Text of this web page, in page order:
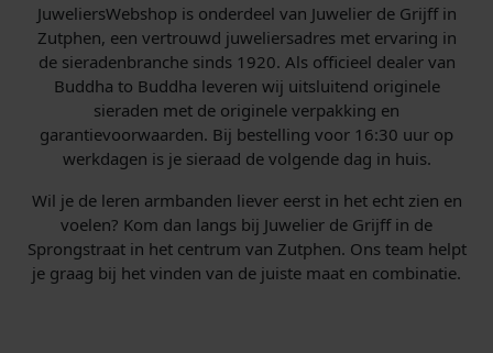
JuweliersWebshop is onderdeel van Juwelier de Grijff in
Zutphen, een vertrouwd juweliersadres met ervaring in
de sieradenbranche sinds 1920. Als officieel dealer van
Buddha to Buddha leveren wij uitsluitend originele
sieraden met de originele verpakking en
garantievoorwaarden. Bij bestelling voor 16:30 uur op
werkdagen is je sieraad de volgende dag in huis.
Wil je de leren armbanden liever eerst in het echt zien en
voelen? Kom dan langs bij Juwelier de Grijff in de
Sprongstraat in het centrum van Zutphen. Ons team helpt
je graag bij het vinden van de juiste maat en combinatie.